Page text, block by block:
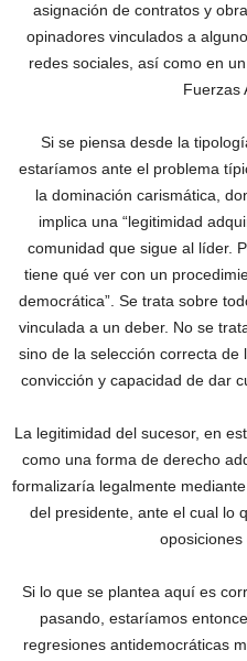
asignación de contratos y
opinadores vinculados a
redes sociales, así como en
Fuerzas
Si se piensa desde la
estaríamos ante el problema
la dominación carismática,
implica una “legitimidad
comunidad que sigue al líder.
tiene qué ver con un
democrática”. Se trata sobre
vinculada a un deber. No se
sino de la selección correcta
convicción y capacidad de dar
La legitimidad del sucesor, en
como una forma de derecho
formalizaría legalmente
del presidente, ante el cual lo
oposiciones
Si lo que se plantea aquí es
pasando, estaríamos
regresiones antidemocráticas